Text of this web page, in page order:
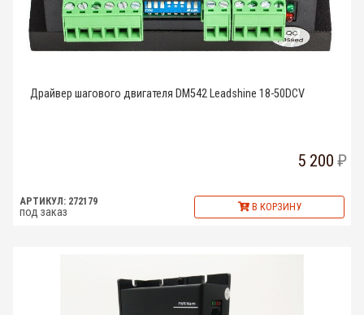
Драйвер шагового двигателя DM542 Leadshine 18-50DCV
5 200
АРТИКУЛ: 272179
под заказ В КОРЗИНУ